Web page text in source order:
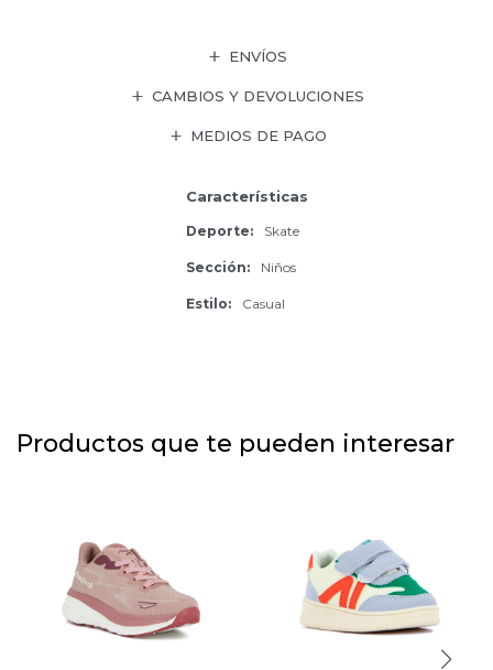
ENVÍOS
CAMBIOS Y DEVOLUCIONES
MEDIOS DE PAGO
Características
Deporte Skate
Sección Niños
Estilo Casual
Productos que te pueden interesar